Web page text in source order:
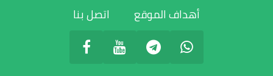
أهداف الموقع
اتصل بنا